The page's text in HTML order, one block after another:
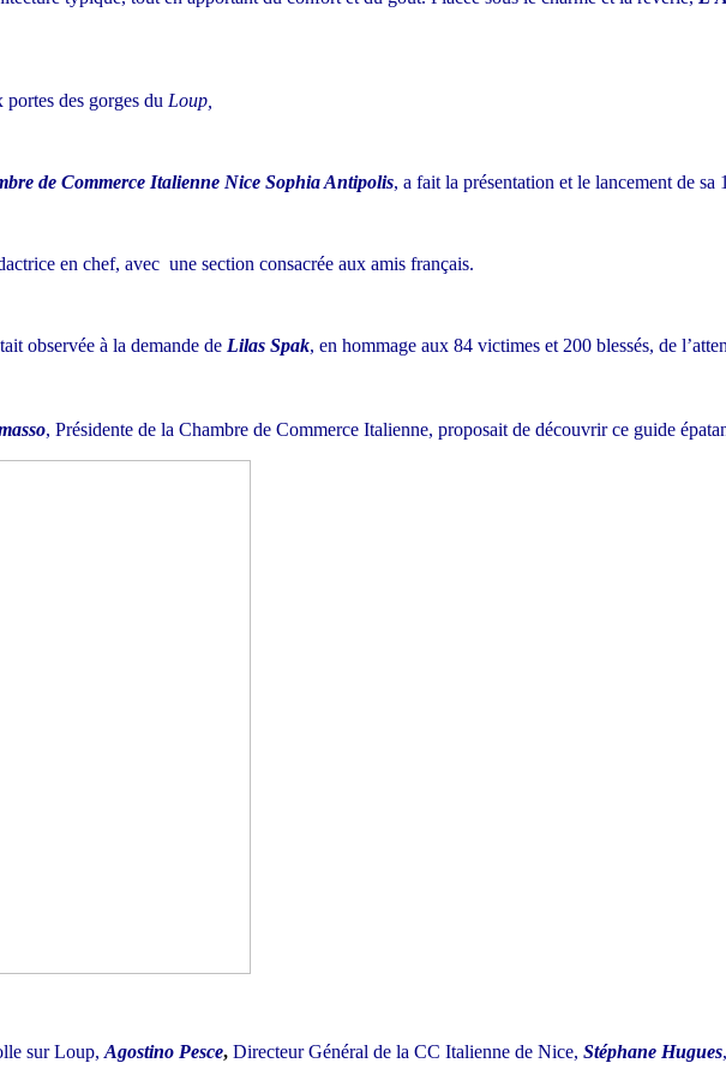
portes des gorges du Loup,
de Commerce Italienne Nice Sophia Antipolis, a fait la présentation et le lancement de
en chef, avec une section consacrée aux amis français.
observée à la demande de Lilas Spak, en hommage aux 84 victimes et 200 blessés, de
, Présidente de la Chambre de Commerce Italienne, proposait de découvrir ce guide
sur Loup, Agostino Pesce, Directeur Général de la CC Italienne de Nice, Stéphane Hugues